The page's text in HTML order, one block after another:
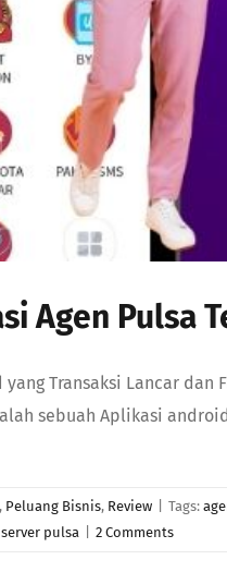
Agen Pulsa
Transaksi Lancar
sebuah Aplikasi
, Peluang Bisnis, Review Tags:
server pulsa 2 Comments